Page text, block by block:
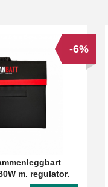
m. regulator.
-6%